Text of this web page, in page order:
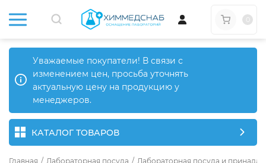
Уважаемые покупатели! В связи с
изменением цен, просьба уточнять
актуальную цену на продукцию у
менеджеров.
КАТАЛОГ ТОВАРОВ
Главная / Лабораторная посуда / Лабораторная посуда и